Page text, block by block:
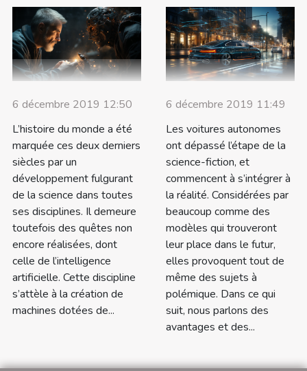
6 décembre 2019 12:50
L’histoire du monde a été
marquée ces deux derniers
siècles par un
développement fulgurant
de la science dans toutes
ses disciplines. Il demeure
toutefois des quêtes non
encore réalisées, dont
celle de l’intelligence
artificielle. Cette discipline
s’attèle à la création de
machines dotées de...
6 décembre 2019 11:49
Les voitures autonomes
ont dépassé l’étape de la
science-fiction, et
commencent à s’intégrer à
la réalité. Considérées par
beaucoup comme des
modèles qui trouveront
leur place dans le futur,
elles provoquent tout de
même des sujets à
polémique. Dans ce qui
suit, nous parlons des
avantages et des...